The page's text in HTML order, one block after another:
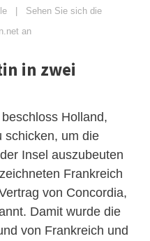
Sehen Sie sich die
an
in zwei
Holland,
schicken, um die
Insel auszubeuten
Frankreich
von Concordia,
Damit wurde die
von Frankreich und